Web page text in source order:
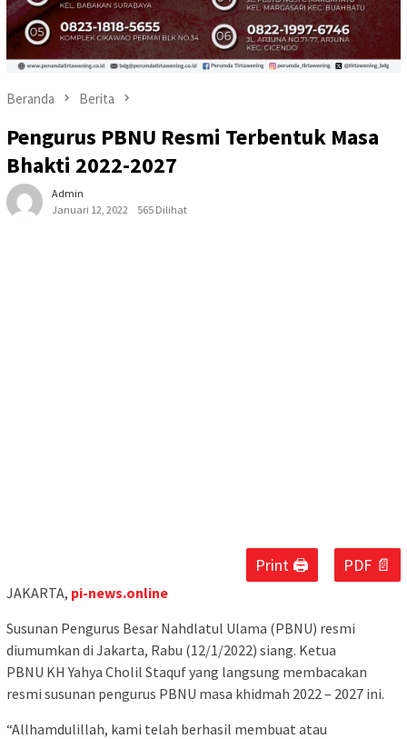
Beranda Berita
Pengurus PBNU Resmi Terbentuk Masa
Bhakti 2022-2027
Admin
Januari 12, 2022
565 Dilihat
Print 🖨 PDF 📄
JAKARTA, pi-news.online
Susunan Pengurus Besar Nahdlatul Ulama (PBNU) resmi
diumumkan di Jakarta, Rabu (12/1/2022) siang. Ketua
PBNU KH Yahya Cholil Staquf yang langsung membacakan
resmi susunan pengurus PBNU masa khidmah 2022 – 2027 ini.
“Allhamdulillah, kami telah berhasil membuat atau